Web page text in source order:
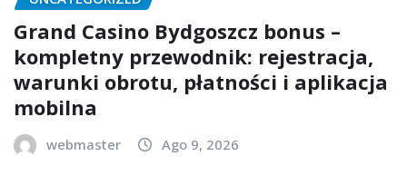
Grand Casino Bydgoszcz bonus –
kompletny przewodnik: rejestracja,
warunki obrotu, płatności i aplikacja
mobilna
webmaster Ago 9, 2026